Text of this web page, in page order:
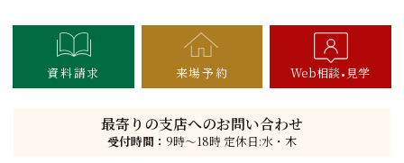
資料請求 来場予約 Web相談 見学
最寄りの支店へのお問い合わせ
受付時間： 9時〜18時 定休日:水・木